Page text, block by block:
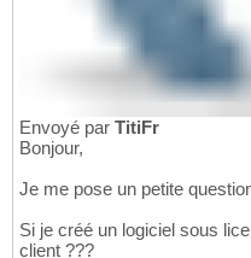
Envoyé par TitiFr
Bonjour,
Je me pose un petite
Si je créé un logiciel sous
client ???